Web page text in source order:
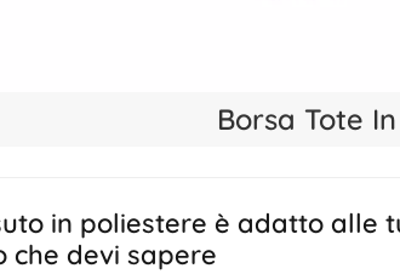
Borsa Tote
in poliestere è adatto alle
che devi sapere